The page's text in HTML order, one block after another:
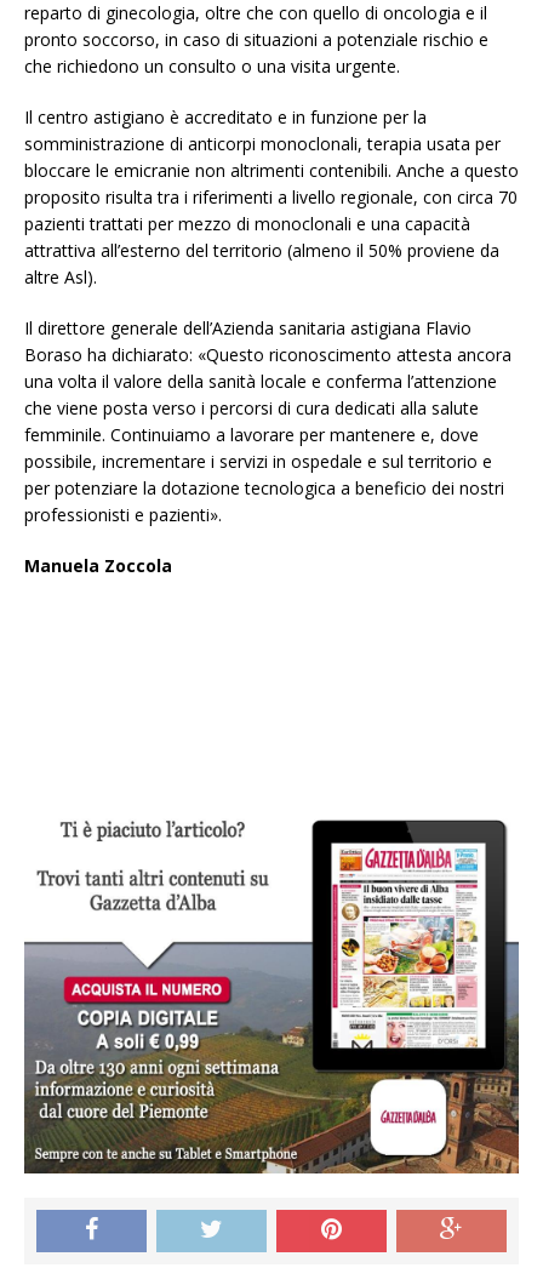
reparto di ginecologia, oltre che con quello di oncologia e il
pronto soccorso, in caso di situazioni a potenziale rischio e
che richiedono un consulto o una visita urgente.
Il centro astigiano è accreditato e in funzione per la
somministrazione di anticorpi monoclonali, terapia usata per
bloccare le emicranie non altrimenti contenibili. Anche a questo
proposito risulta tra i riferimenti a livello regionale, con circa 70
pazienti trattati per mezzo di monoclonali e una capacità
attrattiva all’esterno del territorio (almeno il 50% proviene da
altre Asl).
Il direttore generale dell’Azienda sanitaria astigiana Flavio
Boraso ha dichiarato: «Questo riconoscimento attesta ancora
una volta il valore della sanità locale e conferma l’attenzione
che viene posta verso i percorsi di cura dedicati alla salute
femminile. Continuiamo a lavorare per mantenere e, dove
possibile, incrementare i servizi in ospedale e sul territorio e
per potenziare la dotazione tecnologica a beneficio dei nostri
professionisti e pazienti».
Manuela Zoccola